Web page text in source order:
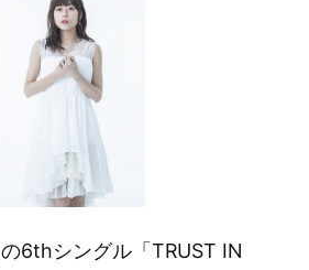
6thシングル「TRUST IN